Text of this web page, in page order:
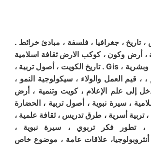
، جغرافيا ، فلسفة ، مبادئ خرائط .
أرض وكون ، كوكب الارض ثقافة اسلامية
، جغرافيا طبيعية وبشرية ، Gis . تاريخ الكويت ، أصول تربية ،
، ، قيم العمل والولاء ، سيكولوجية النمو ،
إلى علم الإعلام ، كويت وتنمية ، أرض
، سيرة نبوية ، أصول تربية ، الحضارة
، تربية أسرية ، طرق تدريس ، ثقافة علمية ،
، تطور فكر تربوي ، سيرة نبوية ،
علاقات عامة ، موضوع خاص